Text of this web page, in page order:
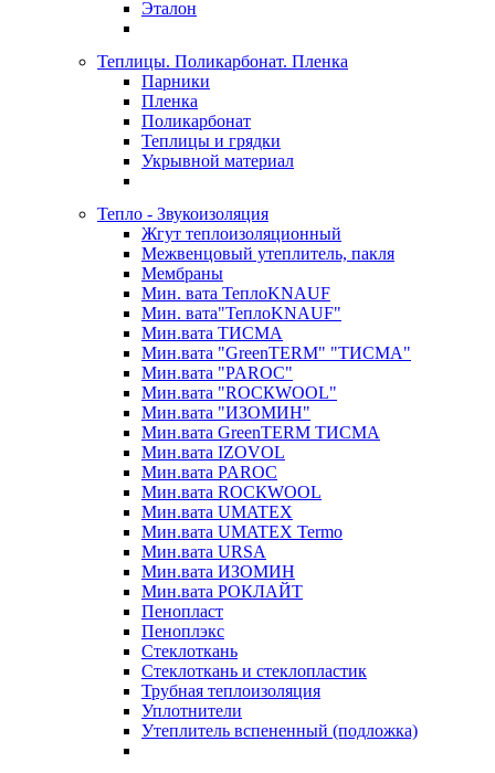
Эталон
Теплицы. Поликарбонат. Пленка
Парники
Пленка
Поликарбонат
Теплицы и грядки
Укрывной материал
Тепло - Звукоизоляция
Жгут теплоизоляционный
Межвенцовый утеплитель, пакля
Мембраны
Мин. вата ТеплоKNAUF
Мин. вата"ТеплоKNAUF"
Мин.вата ТИСМА
Мин.вата "GreenTERM" "ТИСМА"
Мин.вата "PAROC"
Мин.вата "ROCКWOOL"
Мин.вата "ИЗОМИН"
Мин.вата GreenTERM ТИСМА
Мин.вата IZOVOL
Мин.вата PAROC
Мин.вата ROCКWOOL
Мин.вата UMATEX
Мин.вата UMATEX Termo
Мин.вата URSA
Мин.вата ИЗОМИН
Мин.вата РОКЛАЙТ
Пенопласт
Пеноплэкс
Стеклоткань
Стеклоткань и стеклопластик
Трубная теплоизоляция
Уплотнители
Утеплитель вспененный (подложка)